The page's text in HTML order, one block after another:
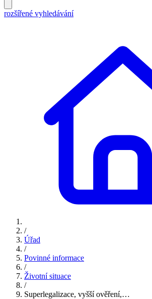
rozšířené vyhledávání
/
Úřad
/
Povinné informace
/
Životní situace
/
Superlegalizace, vyšší ověření,…